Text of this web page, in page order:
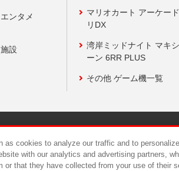
ンタメ
設
マリオカート アーケー
リDX
湾岸ミッドナイト マキ
ーン 6RR PLUS
その他 ゲーム機一覧
食品のご提供について カス
as cookies to analyze our traffic and to
with our analytics and advertising partners,
or that they have collected from your use of their